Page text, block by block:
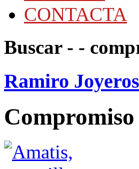
CONTACTA
Buscar - -
Ramiro Joyeros
Compromiso